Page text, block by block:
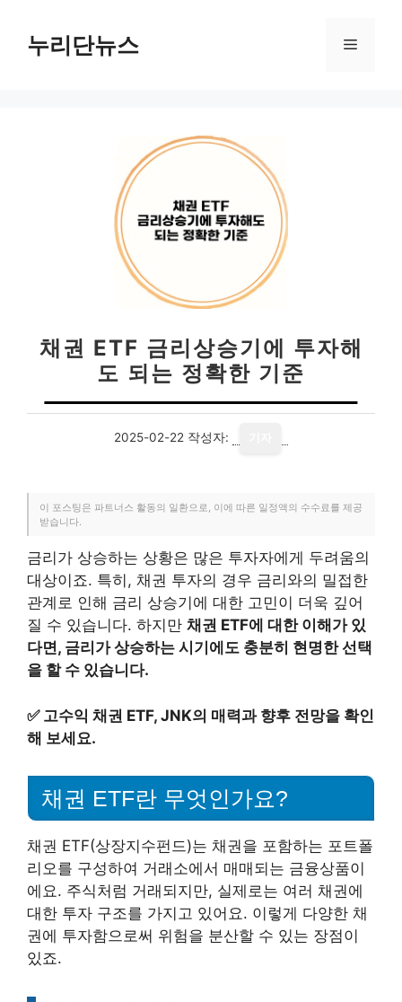
누리단뉴스 메
채권 ETF 금리상승기에 투자해
도 되는 정확한 기준
2025-02-22 작성자:
이 포스팅은 파트너스 활동의 일환으로, 이에 따른 일정액의 수수료를 제공
받습니다.
금리가 상승하는 상황은 많은 투자자에게 두려움의
대상이죠. 특히, 채권 투자의 경우 금리와의 밀접한
관계로 인해 금리 상승기에 대한 고민이 더욱 깊어
질 수 있습니다. 하지만 채권 ETF에 대한 이해가 있
다면, 금리가 상승하는 시기에도 충분히 현명한 선택
을 할 수 있습니다.
✅ 고수익 채권 ETF, JNK의 매력과 향후 전망을 확인
해 보세요.
채권 ETF란 무엇인가요?
채권 ETF(상장지수펀드)는 채권을 포함하는 포트폴
리오를 구성하여 거래소에서 매매되는 금융상품이
에요. 주식처럼 거래되지만, 실제로는 여러 채권에
대한 투자 구조를 가지고 있어요. 이렇게 다양한 채
권에 투자함으로써 위험을 분산할 수 있는 장점이
있죠.